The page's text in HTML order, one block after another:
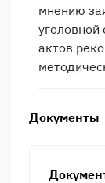
мнению
уголовной
актов
Документы